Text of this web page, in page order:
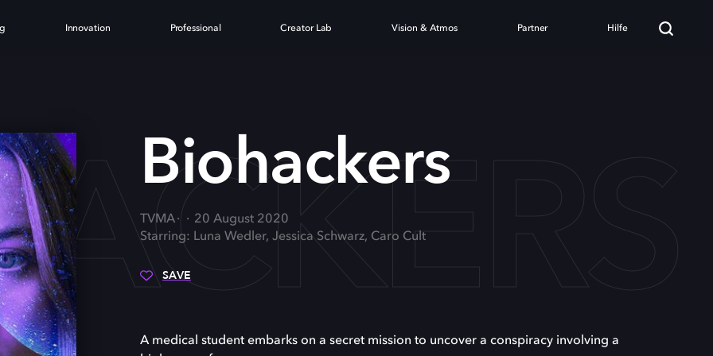
Innovation Professional Creator Lab Vision & Atmos Partner Hilfe
Biohackers
TVMA
20 August 2020
Starring: Luna Wedler, Jessica Schwarz, Caro Cult
SAVE
A medical student embarks on a secret mission to uncover a conspiracy involving a